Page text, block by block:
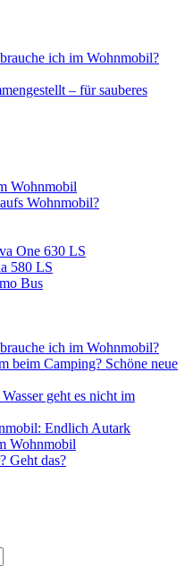
ich im Wohnmobil?
– für sauberes
Wohnmobil
Wohnmobil?
One 630 LS
580 LS
Bus
ich im Wohnmobil?
beim Camping? Schöne neue
geht es nicht im
Endlich Autark
Wohnmobil
Geht das?